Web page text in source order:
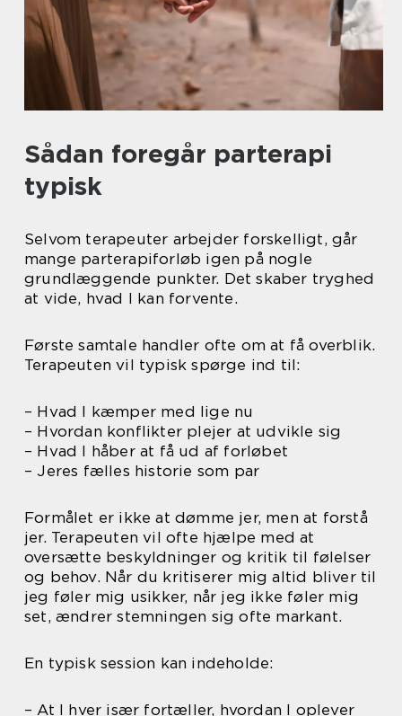
Sådan foregår parterapi
typisk
Selvom terapeuter arbejder forskelligt, går
mange parterapiforløb igen på nogle
grundlæggende punkter. Det skaber tryghed
at vide, hvad I kan forvente.
Første samtale handler ofte om at få overblik.
Terapeuten vil typisk spørge ind til:
– Hvad I kæmper med lige nu
– Hvordan konflikter plejer at udvikle sig
– Hvad I håber at få ud af forløbet
– Jeres fælles historie som par
Formålet er ikke at dømme jer, men at forstå
jer. Terapeuten vil ofte hjælpe med at
oversætte beskyldninger og kritik til følelser
og behov. Når du kritiserer mig altid bliver til
jeg føler mig usikker, når jeg ikke føler mig
set, ændrer stemningen sig ofte markant.
En typisk session kan indeholde:
– At I hver især fortæller, hvordan I oplever